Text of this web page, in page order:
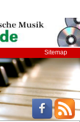
Sitemap